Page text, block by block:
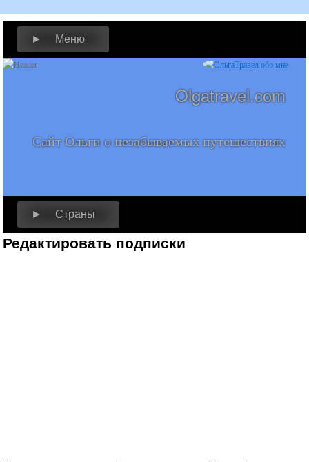
► Меню
Olgatravel.com
Сайт Ольги о незабываемых путешествиях
► Страны
Редактировать подписки